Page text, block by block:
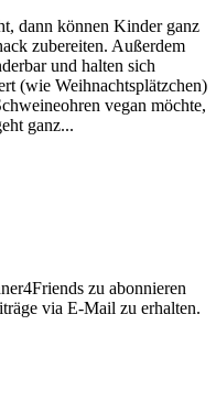
dann können Kinder ganz
zubereiten. Außerdem
und halten sich
(wie Weihnachtsplätzchen)
vegan möchte,
ganz...
zu abonnieren
via E-Mail zu erhalten.